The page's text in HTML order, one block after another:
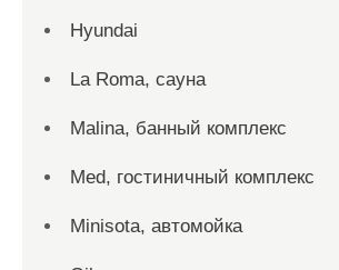
Hyundai
La Roma, сауна
Malina, банный комплекс
Med, гостиничный комплекс
Minisota, автомойка